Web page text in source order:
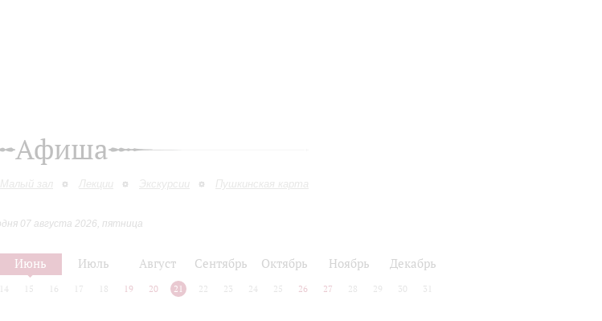
Афиша
Малый зал Лекции Экскурсии Пушкинская карта
07 августа 2026, пятница
Июнь Июль Август Сентябрь Октябрь Ноябрь Декабрь
14 15 16 17 18 19 20 21 22 23 24 25 26 27 28 29 30 31